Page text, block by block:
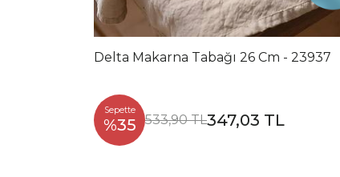
Delta Makarna Tabağı 26 Cm - 23937
Sepette
%35 533,90 TL347,03 TL